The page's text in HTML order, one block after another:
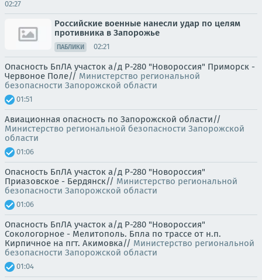
02:27
Российские военные нанесли удар по целям
противника в Запорожье
ПАБЛИКИ 02:21
Опасность БпЛА участок а/д Р-280 "Новороссия" Приморск -
Червоное Поле// Министерство региональной
безопасности Запорожской области
01:51
Авиационная опасность по Запорожской области//
Министерство региональной безопасности Запорожской
области
01:06
Опасность БпЛА участок а/д Р-280 "Новороссия"
Приазовское - Бердянск// Министерство региональной
безопасности Запорожской области
01:06
Опасность БпЛА участок а/д Р-280 "Новороссия"
Сокологорное - Мелитополь. Бпла по трассе от н.п.
Кирпичное на пгт. Акимовка// Министерство региональной
безопасности Запорожской области
01:04